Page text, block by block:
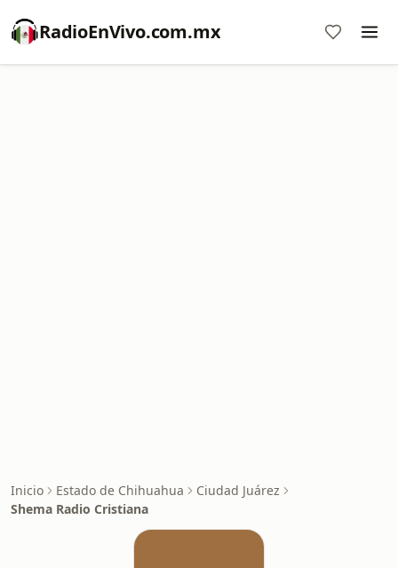
RadioEnVivo.com.mx
Inicio Estado de Chihuahua
Ciudad Juárez
Shema Radio Cristiana